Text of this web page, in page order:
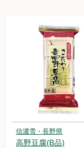
信濃雪・長野県
高野豆腐(B品)